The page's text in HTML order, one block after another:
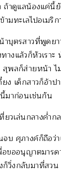
ถ้าดูแลน้องแค่นี้
ามทะเลไปอเมริ
บุตรสาวที่พูดยา
งแล้วก็หัวเราะ
พลก็ส่ายหน้า ไ
ง เด็กสาวก็อ้าป
มาก่อนเช่นกัน
ยวเล่นกลางค่ำก
บ ศุภางค์ก็ถือว่
ขออนุญาตมารด
งกลับมาที่สวน